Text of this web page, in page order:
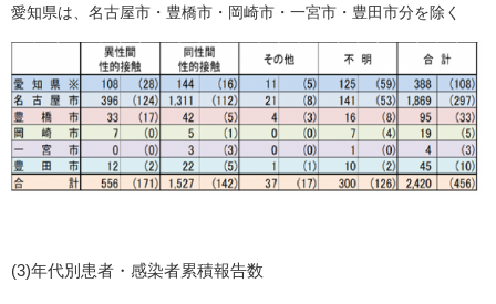
​愛知県は、名古屋市・豊橋市・岡崎市・一宮市・豊田市分を除く
(3)年代別患者・感染者累積報告数​